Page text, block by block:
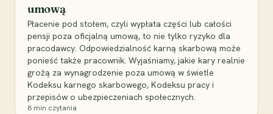
umową
Płacenie pod stołem, czyli wypłata części lub całości
pensji poza oficjalną umową, to nie tylko ryzyko dla
pracodawcy. Odpowiedzialność karną skarbową może
ponieść także pracownik. Wyjaśniamy, jakie kary realnie
grożą za wynagrodzenie poza umową w świetle
Kodeksu karnego skarbowego, Kodeksu pracy i
przepisów o ubezpieczeniach społecznych.
8 min czytania